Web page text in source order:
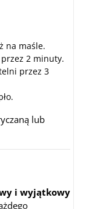
na maśle.
2 minuty.
przez 3
lub
i wyjątkowy